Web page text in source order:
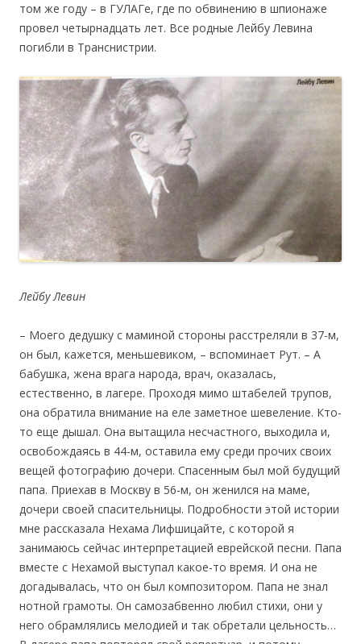
том же году – в ГУЛАГе, где по обвинению в шпионаже
провел четырнадцать лет. Все родные Лейбу Левина
погибли в Транснистрии.
Лейбу Левин
– Моего дедушку с маминой стороны расстреляли в 37-м,
он был, кажется, меньшевиком, – вспоминает Рут. – А
бабушка, жена врага народа, врач, оказалась,
естественно, в лагере. Проходя мимо штабелей трупов,
она обратила внимание на еле заметное шевеление. Кто-
то еще дышал. Она вытащила несчастного, выходила и,
освобождаясь в 44-м, оставила ему среди прочих своих
вещей фотографию дочери. Спасенным был мой будущий
папа. Приехав в Москву в 56-м, он женился на маме,
дочери своей спасительницы. Подробности этой истории
мне рассказала Нехама Лифшицайте, с которой я
занимаюсь сейчас интерпретацией еврейской песни. Папа
вместе с Нехамой выступал какое-то время. И она не
догадывалась, что он был композитором. Папа не знал
нотной грамоты. Он самозабвенно любил стихи, они у
него обрамлялись мелодией и так обретали цельность…